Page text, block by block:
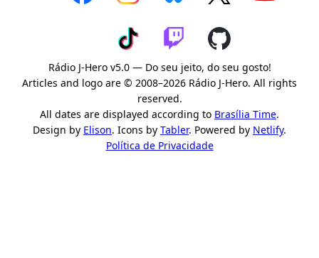
Rádio J-Hero v5.0 — Do seu jeito, do seu gosto!
Articles and logo are © 2008–2026 Rádio J-Hero. All rights
reserved.
All dates are displayed according to Brasília Time.
Design by Elison. Icons by Tabler. Powered by Netlify.
Política de Privacidade